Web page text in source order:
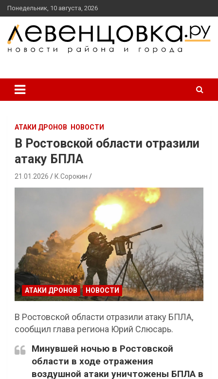
перейти
к
содержанию
Понедельник, 10 августа, 2026
АТАКИ ДРОНОВ НОВОСТИ
В Ростовской области отразили
атаку БПЛА
21.01.2026 К.Сорокин
АТАКИ ДРОНОВ НОВОСТИ
В Ростовской области отразили атаку БПЛА,
сообщил глава региона Юрий Слюсарь.
Минувшей ночью в Ростовской
области в ходе отражения
воздушной атаки уничтожены БПЛА в